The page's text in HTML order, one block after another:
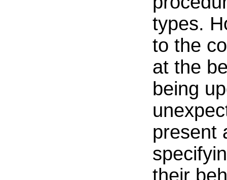
types.
to the
at the
being
present
their